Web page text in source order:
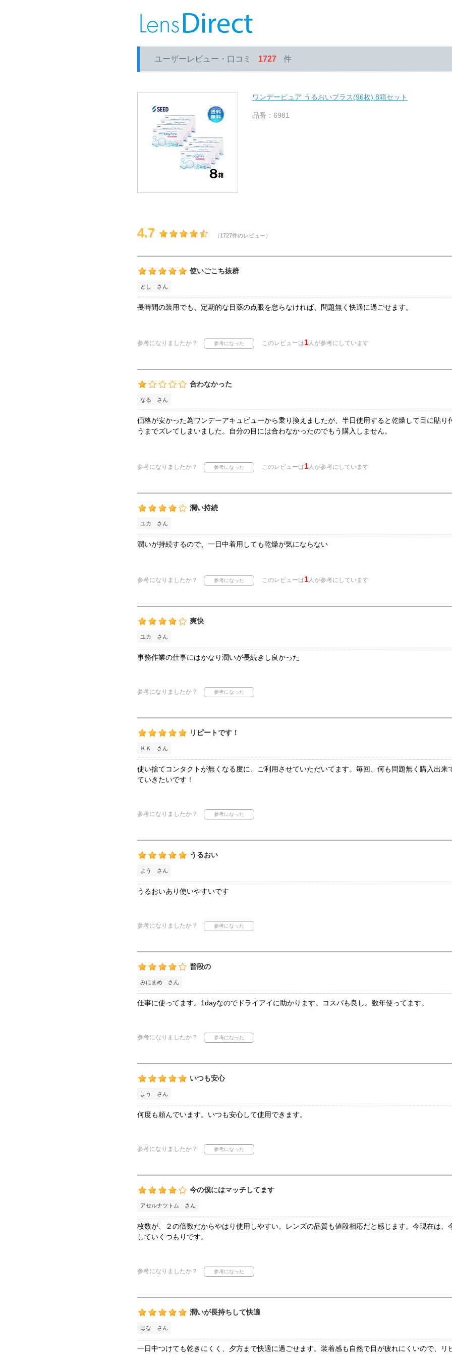
ユーザーレビュー・口コミ 1727 件
ワンデーピュア うるおいプラス(96枚) 8箱セット
品番：6981
4.7 （1727件のレビュー）
使いごこち抜群
とし さん
長時間の装用でも、定期的な目薬の点眼を怠らなければ、問題無く快適に過ごせます。
参考になりましたか？ このレビューは1人が参考にしています
合わなかった
なる さん
価格が安かった為ワンデーアキュビューから乗り換えましたが、半日使用すると乾燥して目に貼り
うまでズレてしまいました。自分の目には合わなかったのでもう購入しません。
参考になりましたか？ このレビューは1人が参考にしています
潤い持続
ユカ さん
潤いが持続するので、一日中着用しても乾燥が気にならない
参考になりましたか？ このレビューは1人が参考にしています
爽快
ユカ さん
事務作業の仕事にはかなり潤いが長続きし良かった
参考になりましたか？
リピートです！
ＫＫ さん
使い捨てコンタクトが無くなる度に、ご利用させていただいてます。毎回、何も問題無く購入出来
ていきたいです！
参考になりましたか？
うるおい
よう さん
うるおいあり使いやすいです
参考になりましたか？
普段の
みにまめ さん
仕事に使ってます。1dayなのでドライアイに助かります。コスパも良し。数年使ってます。
参考になりましたか？
いつも安心
よう さん
何度も頼んでいます。いつも安心して使用できます。
参考になりましたか？
今の僕にはマッチしてます
アセルナツトム さん
枚数が、２の倍数だからやはり使用しやすい。レンズの品質も値段相応だと感じます。今現在は、
していくつもりです。
参考になりましたか？
潤いが長持ちして快適
はな さん
一日中つけても乾きにくく、夕方まで快適に過ごせます。装着感も自然で目が疲れにくいので、リ